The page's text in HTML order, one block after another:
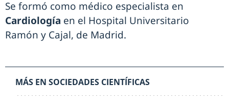
Se formó como médico especialista en
Cardiología en el Hospital Universitario
Ramón y Cajal, de Madrid.
MÁS EN SOCIEDADES CIENTÍFICAS